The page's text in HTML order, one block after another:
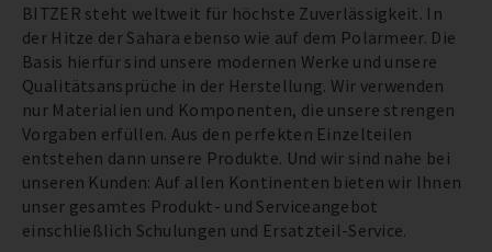
BITZER steht weltweit für höchste Zuverlässigkeit. In
der Hitze der Sahara ebenso wie auf dem Polarmeer. Die
Basis hierfür sind unsere modernen Werke und unsere
Qualitätsansprüche in der Herstellung. Wir verwenden
nur Materialien und Komponenten, die unsere strengen
Vorgaben erfüllen. Aus den perfekten Einzelteilen
entstehen dann unsere Produkte. Und wir sind nahe bei
unseren Kunden: Auf allen Kontinenten bieten wir Ihnen
unser gesamtes Produkt- und Serviceangebot
einschließlich Schulungen und Ersatzteil-Service.